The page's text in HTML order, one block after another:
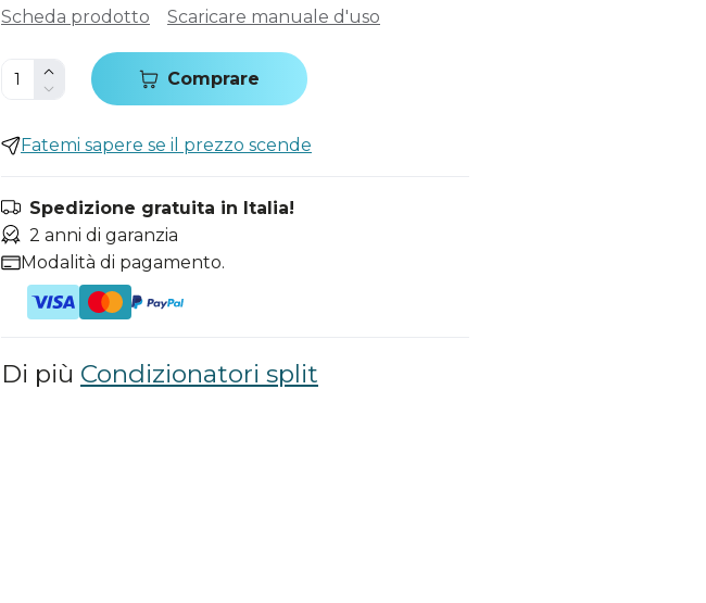
Scheda prodotto Scaricare manuale d'uso
Comprare
Fatemi sapere se il prezzo scende
Spedizione gratuita in Italia!
2 anni di garanzia
Modalità di pagamento.
Di più Condizionatori split